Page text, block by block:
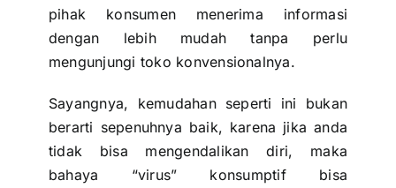
pihak konsumen menerima informasi
dengan lebih mudah tanpa perlu
mengunjungi toko konvensionalnya.
Sayangnya, kemudahan seperti ini bukan
berarti sepenuhnya baik, karena jika anda
tidak bisa mengendalikan diri, maka
bahaya “virus” konsumptif bisa